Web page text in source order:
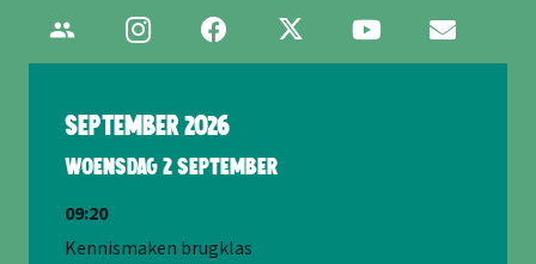
group
September 2026
woensdag 2 september
09:20
Kennismaken brugklas